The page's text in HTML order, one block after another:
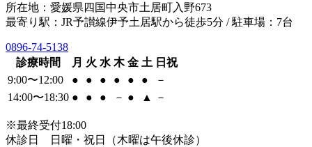
所在地：愛媛県四国中央市土居町入野673
最寄り駅：JR予讃線伊予土居駅から徒歩5分 / 駐車場：7台
0896-74-5138
診療時間
月 火 水 木 金 土 日祝
9:00〜12:00
● ● ● ● ● ●
－
14:00〜18:30 ● ● ● － ● ▲ －
※最終受付18:00
休診日 日曜・祝日（木曜は午後休診）